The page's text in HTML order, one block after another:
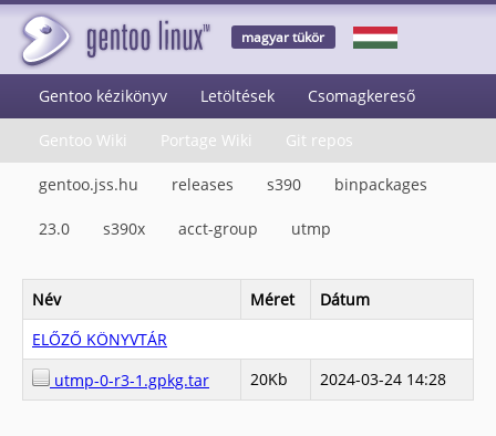
magyar tükör
Gentoo kézikönyv Letöltések Csomagkereső
Gentoo Wiki Portage Wiki Git repos
gentoo.jss.hu releases s390 binpackages
23.0 s390x acct-group utmp
Név Méret
Dátum
ELŐZŐ KÖNYVTÁR
utmp-0-r3-1.gpkg.tar
20Kb 2024-03-24 14:28